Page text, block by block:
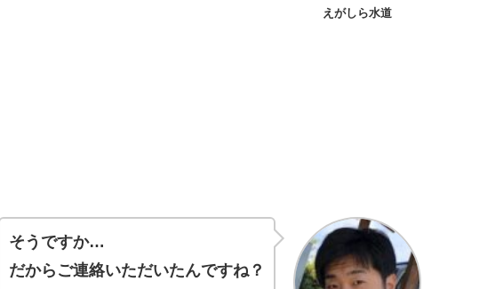
えがしら水道
そうですか…
だからご連絡いただいたんですね？